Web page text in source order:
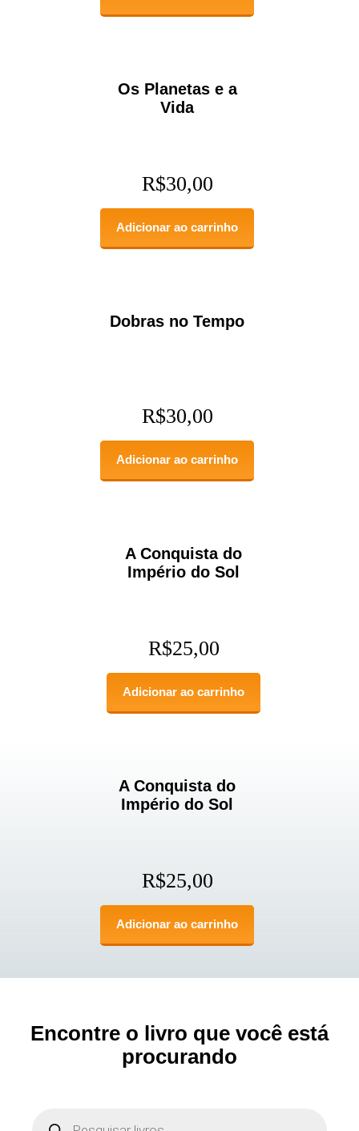
Os Planetas e a
Vida
R$30,00
Adicionar ao carrinho
Dobras no Tempo
R$30,00
Adicionar ao carrinho
A Conquista do
Império do Sol
R$25,00
Adicionar ao carrinho
A Conquista do
Império do Sol
R$25,00
Adicionar ao carrinho
Encontre o livro que você está
procurando